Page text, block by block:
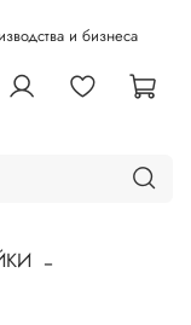
и бизнеса